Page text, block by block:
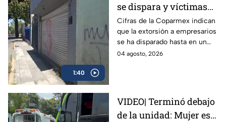
1:40
se dispara y víctimas
reportan que
delincuentes ya se
meten a los locales
Cifras de la Coparmex indican
que la extorsión a empresarios
se ha disparado hasta en un
70% en los últimos 10 años. La
04 agosto, 2026
VIDEO| Terminó debajo
de la unidad: Mujer es